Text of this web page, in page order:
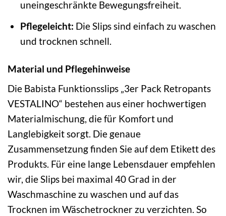
uneingeschränkte Bewegungsfreiheit.
Pflegeleicht: Die Slips sind einfach zu waschen
und trocknen schnell.
Material und Pflegehinweise
Die Babista Funktionsslips „3er Pack Retropants
VESTALINO“ bestehen aus einer hochwertigen
Materialmischung, die für Komfort und
Langlebigkeit sorgt. Die genaue
Zusammensetzung finden Sie auf dem Etikett des
Produkts. Für eine lange Lebensdauer empfehlen
wir, die Slips bei maximal 40 Grad in der
Waschmaschine zu waschen und auf das
Trocknen im Wäschetrockner zu verzichten. So